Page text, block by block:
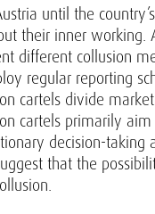
until the
their inner
different collusion
regular reporting
cartels divide
cartels primarily
decision-
that the